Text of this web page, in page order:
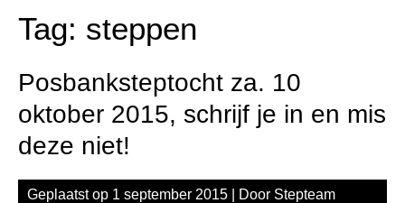
Tag: steppen
Posbanksteptocht za. 10
oktober 2015, schrijf je in en mis
deze niet!
Geplaatst op 1 september 2015 | Door Stepteam